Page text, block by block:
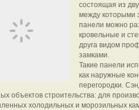
состоящая из
между которыми
панели можно
кровельные и
друга видом
замками.
Такие панели
как наружные
перегородки.
объектов строительства: для
холодильных и морозильных